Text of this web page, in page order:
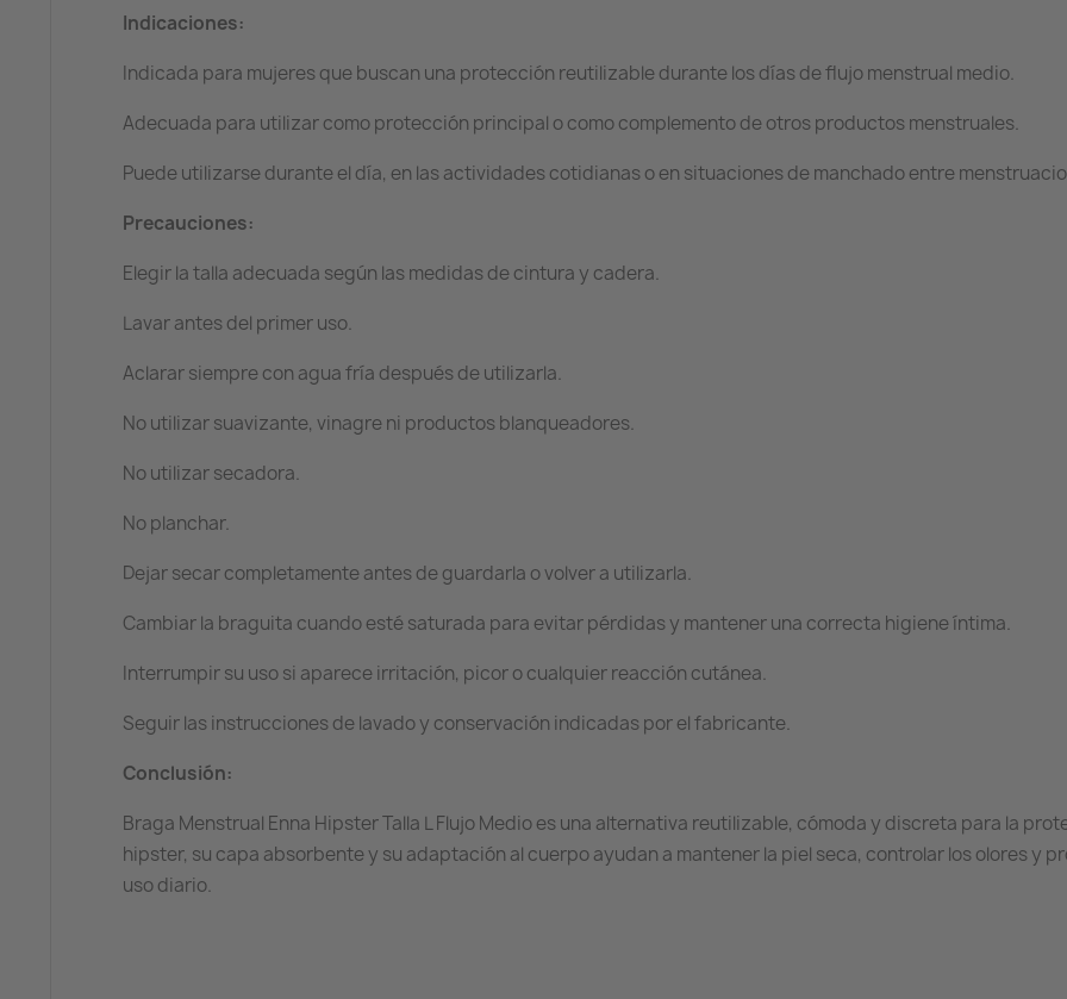
Indicaciones:
Indicada para mujeres que buscan una protección reutilizable durante los días de flujo menstrual medio.
Adecuada para utilizar como protección principal o como complemento de otros productos menstruales.
Puede utilizarse durante el día, en las actividades cotidianas o en situaciones de manchado entre
Precauciones:
Elegir la talla adecuada según las medidas de cintura y cadera.
Lavar antes del primer uso.
Aclarar siempre con agua fría después de utilizarla.
No utilizar suavizante, vinagre ni productos blanqueadores.
No utilizar secadora.
No planchar.
Dejar secar completamente antes de guardarla o volver a utilizarla.
Cambiar la braguita cuando esté saturada para evitar pérdidas y mantener una correcta higiene íntima.
Interrumpir su uso si aparece irritación, picor o cualquier reacción cutánea.
Seguir las instrucciones de lavado y conservación indicadas por el fabricante.
Conclusión:
Braga Menstrual Enna Hipster Talla L Flujo Medio es una alternativa reutilizable, cómoda y discreta para la
hipster, su capa absorbente y su adaptación al cuerpo ayudan a mantener la piel seca, controlar los olores y
uso diario.